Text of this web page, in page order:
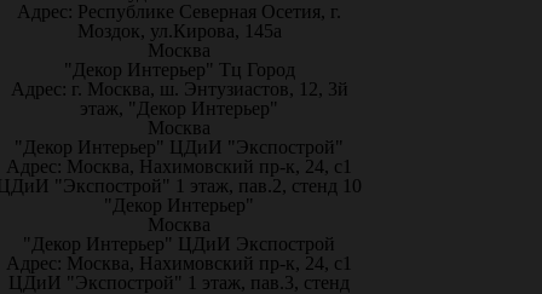
Адрес: Республике Северная Осетия, г.
Моздок, ул.Кирова, 145а
Москва
"Декор Интерьер" Тц Город
Адрес: г. Москва, ш. Энтузиастов, 12, 3й
этаж, "Декор Интерьер"
Москва
"Декор Интерьер" ЦДиИ "Экспострой"
Адрес: Москва, Нахимовский пр-к, 24, с1
"Экспострой" 1 этаж, пав.2, стенд 10
"Декор Интерьер"
Москва
"Декор Интерьер" ЦДиИ Экспострой
Адрес: Москва, Нахимовский пр-к, 24, с1
ЦДиИ "Экспострой" 1 этаж, пав.3, стенд